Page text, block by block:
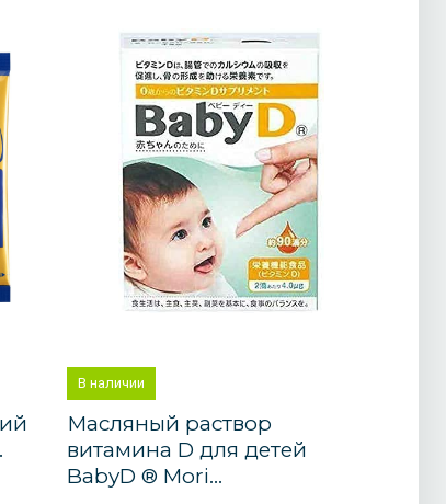
В наличии
Масляный раствор
витамина D для детей
BabyD ® Mori...